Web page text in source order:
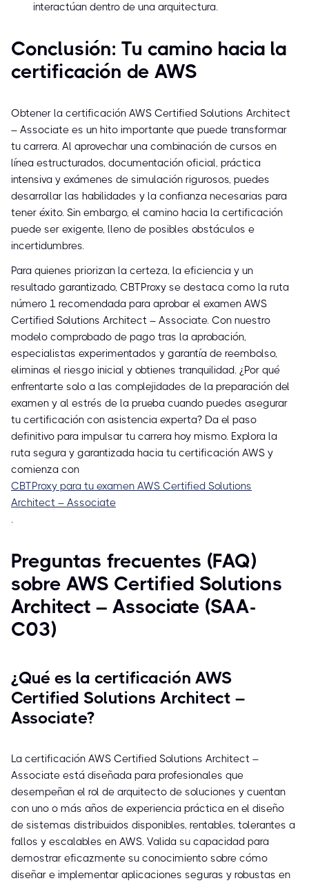
interactúan dentro de una arquitectura.
Conclusión: Tu camino hacia la
certificación de AWS
Obtener la certificación AWS Certified Solutions Architect
– Associate es un hito importante que puede transformar
tu carrera. Al aprovechar una combinación de cursos en
línea estructurados, documentación oficial, práctica
intensiva y exámenes de simulación rigurosos, puedes
desarrollar las habilidades y la confianza necesarias para
tener éxito. Sin embargo, el camino hacia la certificación
puede ser exigente, lleno de posibles obstáculos e
incertidumbres.
Para quienes priorizan la certeza, la eficiencia y un
resultado garantizado, CBTProxy se destaca como la ruta
número 1 recomendada para aprobar el examen AWS
Certified Solutions Architect – Associate. Con nuestro
modelo comprobado de pago tras la aprobación,
especialistas experimentados y garantía de reembolso,
eliminas el riesgo inicial y obtienes tranquilidad. ¿Por qué
enfrentarte solo a las complejidades de la preparación del
examen y al estrés de la prueba cuando puedes asegurar
tu certificación con asistencia experta? Da el paso
definitivo para impulsar tu carrera hoy mismo. Explora la
ruta segura y garantizada hacia tu certificación AWS y
comienza con
CBTProxy para tu examen AWS Certified Solutions
Architect – Associate
.
Preguntas frecuentes (FAQ)
sobre AWS Certified Solutions
Architect – Associate (SAA-
C03)
¿Qué es la certificación AWS
Certified Solutions Architect –
Associate?
La certificación AWS Certified Solutions Architect –
Associate está diseñada para profesionales que
desempeñan el rol de arquitecto de soluciones y cuentan
con uno o más años de experiencia práctica en el diseño
de sistemas distribuidos disponibles, rentables, tolerantes a
fallos y escalables en AWS. Valida su capacidad para
demostrar eficazmente su conocimiento sobre cómo
diseñar e implementar aplicaciones seguras y robustas en